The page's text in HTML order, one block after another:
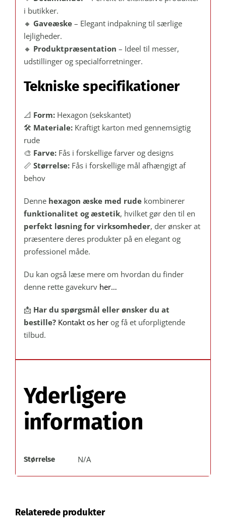
i butikker.
🔸 Gaveæske– Elegant indpakning til særlige
lejligheder.
🔸 Produktpræsentation – Ideel til messer,
udstillinger og specialforretninger.
Tekniske specifikationer
📐 Form:Hexagon (sekskantet)
🛠 Materiale:Kraftigt karton med gennemsigtig
rude
🎨 Farve:Fås i forskellige farver og designs
📏 Størrelse:Fås i forskellige mål afhængigt af
behov
Denne hexagon æske med rudekombinerer
funktionalitet og æstetik, hvilket gør den til en
perfekt løsning for virksomheder, der ønsker at
præsentere deres produkter på en elegant og
professionel måde.
Du kan også læse mere om hvordan du finder
denne rette gavekurv her…
📩 Har du spørgsmål eller ønsker du at
bestille? Kontakt os herog få et uforpligtende
tilbud.
Yderligere
information
Størrelse N/A
Relaterede produkter